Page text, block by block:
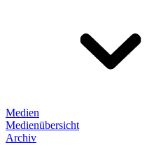
Medien
Medienübersicht
Archiv